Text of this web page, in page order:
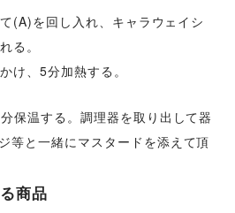
(A)を回し入れ、キャラウェイシ
る。
け、5分加熱する。
保温する。調理器を取り出して器
等と一緒にマスタードを添えて頂
商品